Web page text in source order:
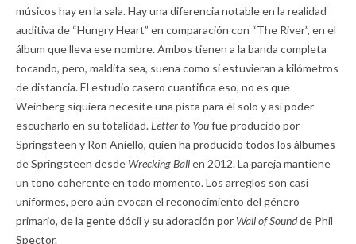
músicos hay en la sala. Hay una diferencia notable en la realidad
auditiva de “Hungry Heart” en comparación con “The River”, en el
álbum que lleva ese nombre. Ambos tienen a la banda completa
tocando, pero, maldita sea, suena como si estuvieran a kilómetros
de distancia. El estudio casero cuantifica eso, no es que
Weinberg siquiera necesite una pista para él solo y así poder
escucharlo en su totalidad.Letter to Youfue producido por
Springsteen y Ron Aniello, quien ha producido todos los álbumes
de Springsteen desde Wrecking Ballen 2012. La pareja mantiene
un tono coherente en todo momento. Los arreglos son casi
uniformes, pero aún evocan el reconocimiento del género
primario, de la gente dócil y su adoración por Wall of Soundde Phil
Spector.